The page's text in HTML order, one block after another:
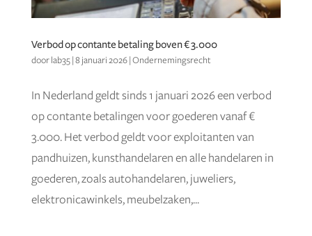
Verbod op contante betaling boven € 3.000
door lab35| 8 januari 2026| Ondernemingsrecht
In Nederland geldt sinds 1 januari 2026 een verbod
op contante betalingen voor goederen vanaf €
3.000. Het verbod geldt voor exploitanten van
pandhuizen, kunsthandelaren en alle handelaren in
goederen, zoals autohandelaren, juweliers,
elektronicawinkels, meubelzaken,...